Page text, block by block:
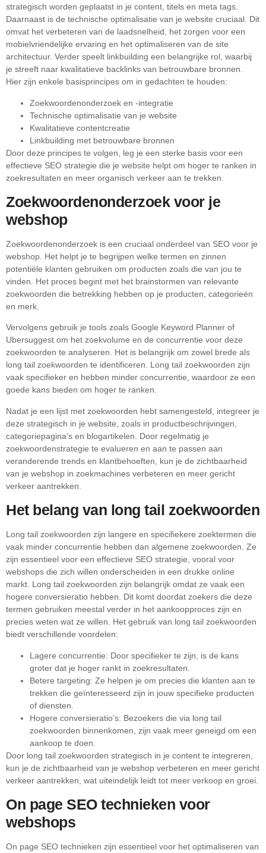
strategisch worden geplaatst in je content, titels en meta tags.
Daarnaast is de technische optimalisatie van je website cruciaal. Dit
omvat het verbeteren van de laadsnelheid, het zorgen voor een
mobielvriendelijke ervaring en het optimaliseren van de site
architectuur. Verder speelt linkbuilding een belangrijke rol, waarbij
je streeft naar kwalitatieve backlinks van betrouwbare bronnen.
Hier zijn enkele basisprincipes om in gedachten te houden:
Zoekwoordenonderzoek en -integratie
Technische optimalisatie van je website
Kwalitatieve contentcreatie
Linkbuilding met betrouwbare bronnen
Door deze principes te volgen, leg je een sterke basis voor een
effectieve SEO strategie die je website helpt om hoger te ranken in
zoekresultaten en meer organisch verkeer aan te trekken.
Zoekwoordenonderzoek voor je
webshop
Zoekwoordenonderzoek is een cruciaal onderdeel van SEO voor je
webshop. Het helpt je te begrijpen welke termen en zinnen
potentiële klanten gebruiken om producten zoals die van jou te
vinden. Het proces begint met het brainstormen van relevante
zoekwoorden die betrekking hebben op je producten, categorieën
en merk.
Vervolgens gebruik je tools zoals Google Keyword Planner of
Ubersuggest om het zoekvolume en de concurrentie voor deze
zoekwoorden te analyseren. Het is belangrijk om zowel brede als
long tail zoekwoorden te identificeren. Long tail zoekwoorden zijn
vaak specifieker en hebben minder concurrentie, waardoor ze een
goede kans bieden om hoger te ranken.
Nadat je een lijst met zoekwoorden hebt samengesteld, integreer je
deze strategisch in je website, zoals in productbeschrijvingen,
categoriepagina’s en blogartikelen. Door regelmatig je
zoekwoordenstrategie te evalueren en aan te passen aan
veranderende trends en klantbehoeften, kun je de zichtbaarheid
van je webshop in zoekmachines verbeteren en meer gericht
verkeer aantrekken.
Het belang van long tail zoekwoorden
Long tail zoekwoorden zijn langere en specifiekere zoektermen die
vaak minder concurrentie hebben dan algemene zoekwoorden. Ze
zijn essentieel voor een effectieve SEO strategie, vooral voor
webshops die zich willen onderscheiden in een drukke online
markt. Long tail zoekwoorden zijn belangrijk omdat ze vaak een
hogere conversieratio hebben. Dit komt doordat zoekers die deze
termen gebruiken meestal verder in het aankoopproces zijn en
precies weten wat ze willen. Het gebruik van long tail zoekwoorden
biedt verschillende voordelen:
Lagere concurrentie: Door specifieker te zijn, is de kans
groter dat je hoger rankt in zoekresultaten.
Betere targeting: Ze helpen je om precies die klanten aan te
trekken die geïnteresseerd zijn in jouw specifieke producten
of diensten.
Hogere conversieratio’s: Bezoekers die via long tail
zoekwoorden binnenkomen, zijn vaak meer geneigd om een
aankoop te doen.
Door long tail zoekwoorden strategisch in je content te integreren,
kun je de zichtbaarheid van je webshop verbeteren en meer gericht
verkeer aantrekken, wat uiteindelijk leidt tot meer verkoop en groei.
On page SEO technieken voor
webshops
On page SEO technieken zijn essentieel voor het optimaliseren van